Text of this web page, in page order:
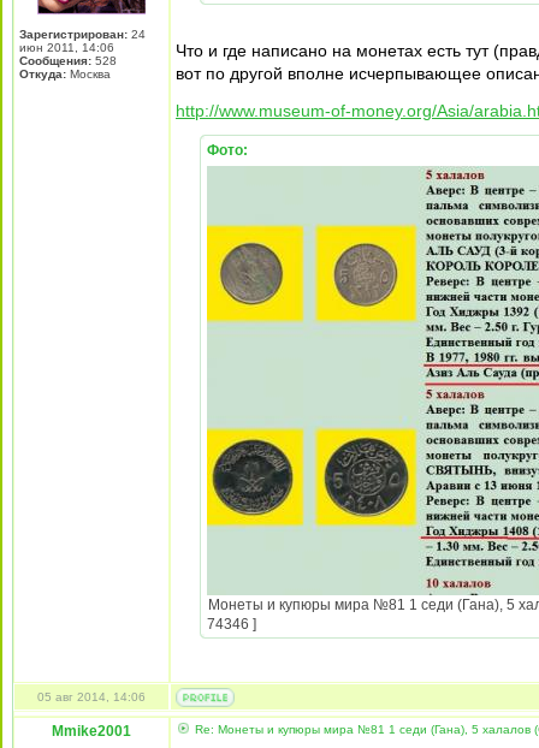
Зарегистрирован: 24
июн 2011, 14:06
Сообщения: 528
Откуда: Москва
Что и где написано на монетах есть тут
вот по другой вполне исчерпывающее
http://www.museum-of-money.org/Asia/
Фото:
Монеты и купюры мира №81 1 седи (Гана), 5
74346 ]
05 авг 2014, 14:06
Mmike2001 Re: Монеты и купюры мира №81 1 седи (Гана), 5 халалов